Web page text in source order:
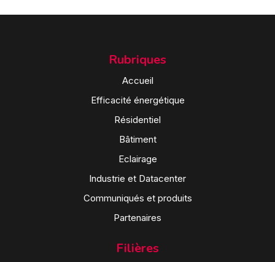
Rubriques
Accueil
Efficacité énergétique
Résidentiel
Bâtiment
Eclairage
Industrie et Datacenter
Communiqués et produits
Partenaires
Filières